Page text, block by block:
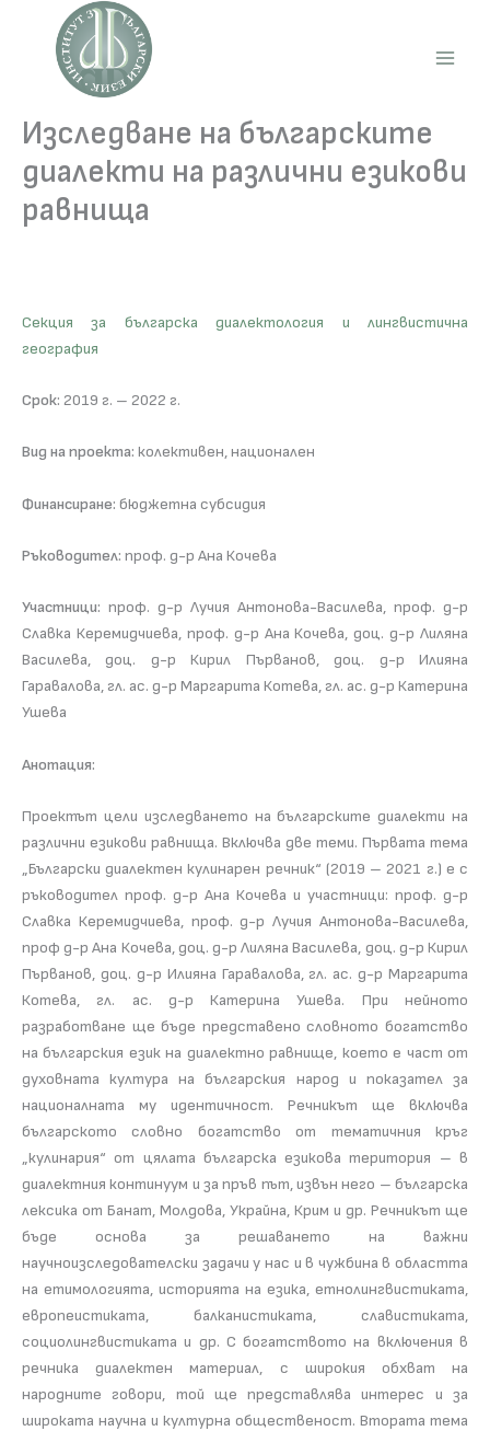
content
Изследване на българските
диалекти на различни езикови
равнища
Секция за българска диалектология и лингвистична
география
Срок: 2019 г. – 2022 г.
Вид на проекта: колективен, национален
Финансиране: бюджетна субсидия
Ръководител: проф. д-р Ана Кочева
Участници: проф. д-р Лучия Антонова-Василева, проф. д-р
Славка Керемидчиева, проф. д-р Ана Кочева, доц. д-р Лиляна
Василева, доц. д-р Кирил Първанов, доц. д-р Илияна
Гаравалова, гл. ас. д-р Маргарита Котева, гл. ас. д-р Катерина
Ушева
Анотация:
Проектът цели изследването на българските диалекти на
различни езикови равнища. Включва две теми. Първата тема
„Български диалектен кулинарен речник“ (2019 – 2021 г.) е с
ръководител проф. д-р Ана Кочева и участници: проф. д-р
Славка Керемидчиева, проф. д-р Лучия Антонова-Василева,
проф д-р Ана Кочева, доц. д-р Лиляна Василева, доц. д-р Кирил
Първанов, доц. д-р Илияна Гаравалова, гл. ас. д-р Маргарита
Котева, гл. ас. д-р Катерина Ушева. При нейното
разработване ще бъде представено словното богатство
на българския език на диалектно равнище, което е част от
духовната култура на българския народ и показател за
националната му идентичност. Речникът ще включва
българското словно богатство от тематичния кръг
„кулинария“ от цялата българска езикова територия – в
диалектния континуум и за пръв път, извън него – българска
лексика от Банат, Молдова, Украйна, Крим и др. Речникът ще
бъде основа за решаването на важни
научноизследователски задачи у нас и в чужбина в областта
на етимологията, историята на езика, етнолингвистиката,
европеистиката, балканистиката, славистиката,
социолингвистиката и др. С богатството на включения в
речника диалектен материал, с широкия обхват на
народните говори, той ще представлява интерес и за
широката научна и културна общественост. Втората тема